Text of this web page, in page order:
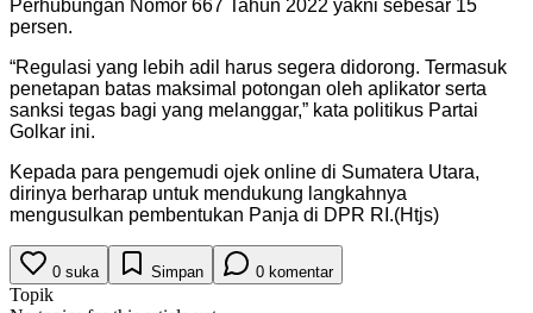
Perhubungan Nomor 667 Tahun 2022 yakni sebesar 15
persen.
“Regulasi yang lebih adil harus segera didorong. Termasuk
penetapan batas maksimal potongan oleh aplikator serta
sanksi tegas bagi yang melanggar,” kata politikus Partai
Golkar ini.
Kepada para pengemudi ojek online di Sumatera Utara,
dirinya berharap untuk mendukung langkahnya
mengusulkan pembentukan Panja di DPR RI.(Htjs)
0 suka Simpan 0 komentar
Topik